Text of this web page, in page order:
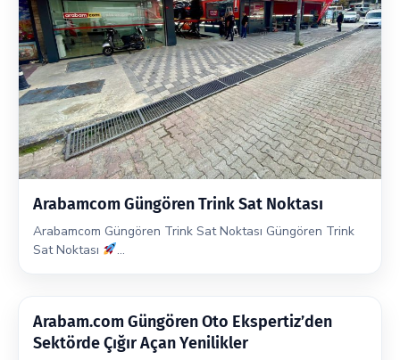
Arabamcom Güngören Trink Sat Noktası
Arabamcom Güngören Trink Sat Noktası Güngören Trink
Sat Noktası
…
Arabam.com Güngören Oto Ekspertiz’den
Sektörde Çığır Açan Yenilikler